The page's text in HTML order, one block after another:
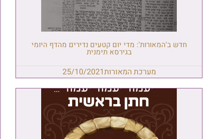
חדש ב'המאורות': מדי יום קטעים נדירים מהדף היומי
בגירסא תימנית
מערכת המאורות25/10/2021